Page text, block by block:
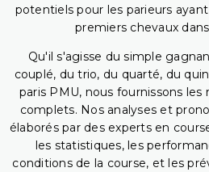
potentiels pour les parieurs
premiers chevaux
Qu'il s'agisse du simple
couplé, du trio, du quarté, du
paris PMU, nous fournissons
complets. Nos analyses et
élaborés par des experts en
les statistiques, les
conditions de la course, et les